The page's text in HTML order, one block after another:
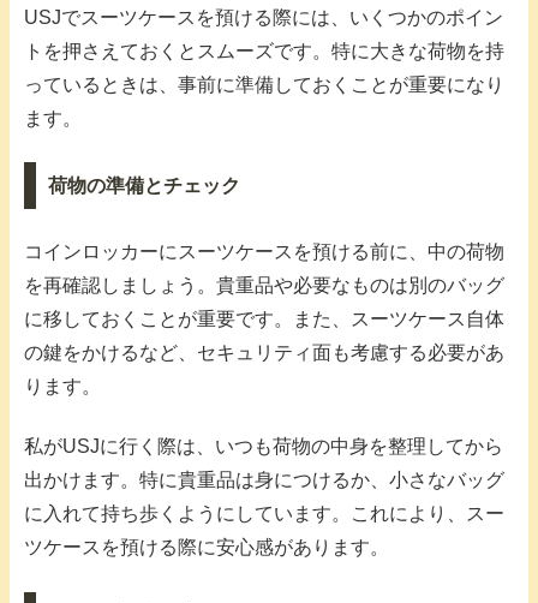
USJでスーツケースを預ける際には、いくつかのポイン
トを押さえておくとスムーズです。特に大きな荷物を持
っているときは、事前に準備しておくことが重要になり
ます。
荷物の準備とチェック
コインロッカーにスーツケースを預ける前に、中の荷物
を再確認しましょう。貴重品や必要なものは別のバッグ
に移しておくことが重要です。また、スーツケース自体
の鍵をかけるなど、セキュリティ面も考慮する必要があ
ります。
私がUSJに行く際は、いつも荷物の中身を整理してから
出かけます。特に貴重品は身につけるか、小さなバッグ
に入れて持ち歩くようにしています。これにより、スー
ツケースを預ける際に安心感があります。